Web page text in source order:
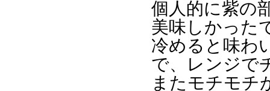
個人的に紫の
美味しかった
冷めると味わ
で、レンジで
またモチモチ